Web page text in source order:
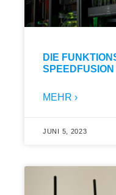
DIE
SPEEDFUSION
MEHR ›
JUNI 5, 2023